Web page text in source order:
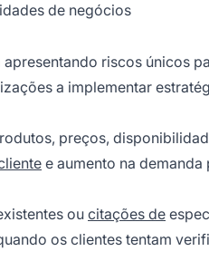
de negócios
riscos únicos
a implementar
preços,
e aumento na demanda
oucitações de
os clientes tentam